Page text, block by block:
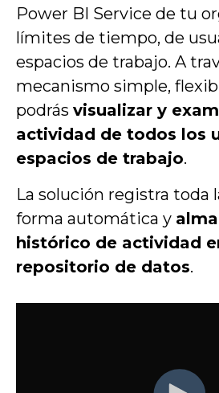
Power BI Service de tu
límites de tiempo, de
espacios de trabajo. A
mecanismo simple,
podrás visualizar y
actividad de todos los
espacios de trabajo.
La solución registra toda
forma automática y
histórico de actividad
repositorio de datos.